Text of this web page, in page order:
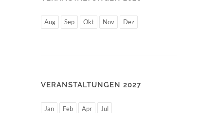
Aug Sep Okt Nov Dez
VERANSTALTUNGEN 2027
Jan Feb Apr Jul